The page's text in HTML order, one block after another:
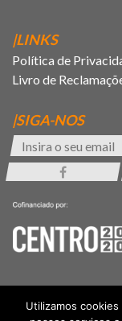
|LINKS
Política de
Livro de
|SIGA-NOS
Utilizamos